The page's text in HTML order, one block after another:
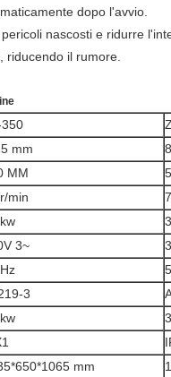
dopo l'avvio.
nascosti e ridurre
riducendo il rumore.
mm
MM
min
3~
3
mm